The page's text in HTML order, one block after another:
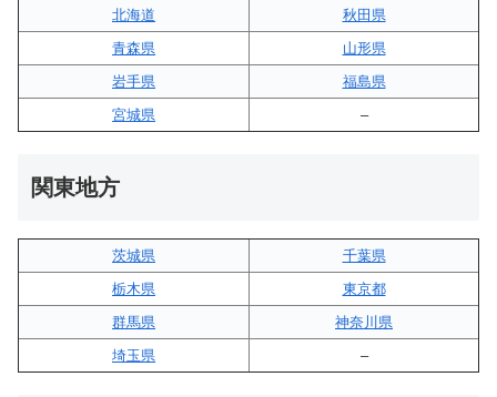
北海道
秋田県
青森県
山形県
岩手県
福島県
宮城県
–
関東地方
茨城県
千葉県
栃木県
東京都
群馬県
神奈川県
埼玉県
–